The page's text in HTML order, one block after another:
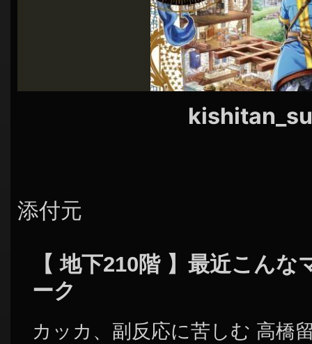
添付元
【 地下210階 】最近こん
ーク
カッカ、副反応に苦しむ 高橋